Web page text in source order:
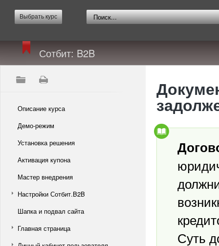
Выбрать курс
Сотбит: B2B
Описание курса
Демо-режим
Установка решения
Активация купона
Мастер внедрения
Настройки Сотбит.B2B
Шапка и подвал сайта
Главная страница
Суть